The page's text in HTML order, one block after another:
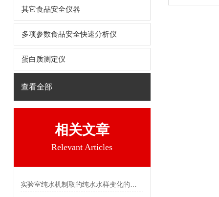
其它食品安全仪器
多项参数食品安全快速分析仪
蛋白质测定仪
查看全部
相关文章
Relevant Articles